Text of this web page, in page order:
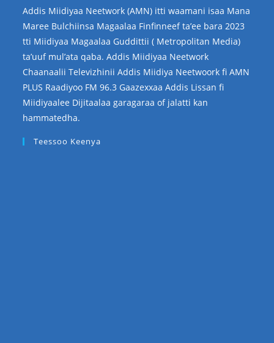
Addis Miidiyaa Neetwork (AMN) itti waamani isaa Mana
Maree Bulchiinsa Magaalaa Finfinneef ta’ee bara 2023
tti Miidiyaa Magaalaa Guddittii ( Metropolitan Media)
ta’uuf mul’ata qaba. Addis Miidiyaa Neetwork
Chaanaalii Televizhinii Addis Miidiya Neetwoork fi AMN
PLUS Raadiyoo FM 96.3 Gaazexxaa Addis Lissan fi
Miidiyaalee Dijitaalaa garagaraa of jalatti kan
hammatedha.
Teessoo Keenya